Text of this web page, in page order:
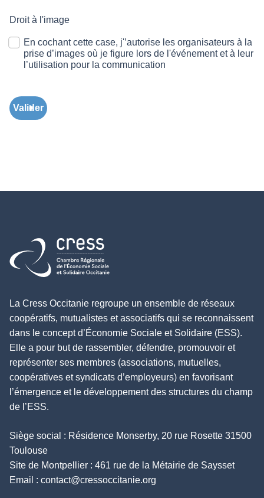
Droit à l'image
En cochant cette case, j'’autorise les organisateurs à la
prise d’images où je figure lors de l'événement et à leur
l’utilisation pour la communication
Valider
Retour à l'accueil
La Cress Occitanie regroupe un ensemble de réseaux
coopératifs, mutualistes et associatifs qui se reconnaissent
dans le concept d’Économie Sociale et Solidaire (ESS).
Elle a pour but de rassembler, défendre, promouvoir et
représenter ses membres (associations, mutuelles,
coopératives et syndicats d’employeurs) en favorisant
l’émergence et le développement des structures du champ
de l’ESS.
Siège social : Résidence Monserby, 20 rue Rosette 31500
Toulouse
Site de Montpellier : 461 rue de la Métairie de Saysset
Email : contact@cressoccitanie.org